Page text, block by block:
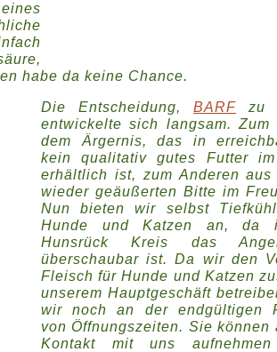
habe da keine Chance.
Die Entscheidung, BARF zu
entwickelte sich langsam. Zum
dem Ärgernis, das in
kein qualitativ gutes Futter im
erhältlich ist, zum Anderen aus
wieder geäußerten Bitte im
Nun bieten wir selbst
Hunde und Katzen an, da
Hunsrück Kreis das
überschaubar ist. Da wir den
Fleisch für Hunde und Katzen
unserem Hauptgeschäft
wir noch an der endgültigen
von Öffnungszeiten. Sie können
Kontakt mit uns